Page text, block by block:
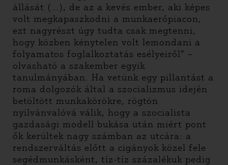
állását (…), de az a kevés ember, aki képes
volt megkapaszkodni a munkaerőpiacon,
ezt nagyrészt úgy tudta csak megtenni,
hogy közben kénytelen volt lemondani a
folyamatos foglalkoztatás esélyeiről” –
olvasható a szakember egyik
tanulmányában. Ha vetünk egy pillantást a
roma dolgozók által a szocializmus idején
betöltött munkakörökre, rögtön
nyilvánvalóvá válik, hogy a szocialista
gazdasági modell bukása után miért pont
ők kerültek nagy számban az utcára: a
rendszerváltás előtt a cigányok közel fele
segédmunkásként, tíz-tíz százalékuk pedig